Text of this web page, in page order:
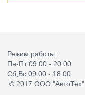
Режим работы:
Пн-Пт 09:00 - 20:00
Сб,Вс 09:00 - 18:00
© 2017 ООО "АвтоТех"